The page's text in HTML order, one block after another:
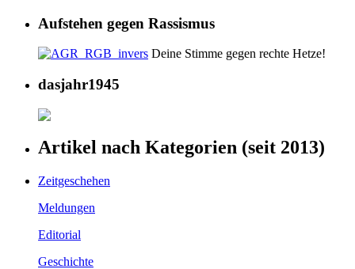
Aufstehen gegen Rassismus
Deine Stimme gegen rechte Hetze!
dasjahr1945
Artikel nach Kategorien (seit 2013)
Zeitgeschehen
Meldungen
Editorial
Geschichte